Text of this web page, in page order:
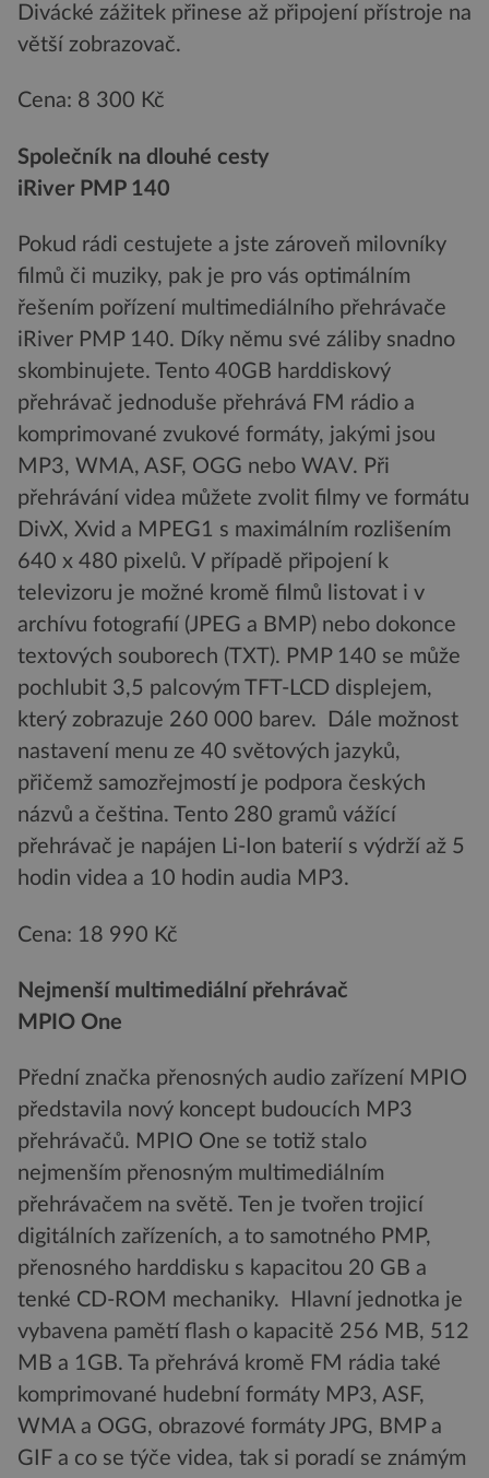
Divácké zážitek přinese až připojení přístroje na
větší zobrazovač.
Cena: 8 300 Kč
Společník na dlouhé cesty
iRiver PMP 140
Pokud rádi cestujete a jste zároveň milovníky
filmů či muziky, pak je pro vás optimálním
řešením pořízení multimediálního přehrávače
iRiver PMP 140. Díky němu své záliby snadno
skombinujete. Tento 40GB harddiskový
přehrávač jednoduše přehrává FM rádio a
komprimované zvukové formáty, jakými jsou
MP3, WMA, ASF, OGG nebo WAV. Při
přehrávání videa můžete zvolit filmy ve formátu
DivX, Xvid a MPEG1 s maximálním rozlišením
640 x 480 pixelů. V případě připojení k
televizoru je možné kromě filmů listovat i v
archívu fotografií (JPEG a BMP) nebo dokonce
textových souborech (TXT). PMP 140 se může
pochlubit 3,5 palcovým TFT-LCD displejem,
který zobrazuje 260 000 barev. Dále možnost
nastavení menu ze 40 světových jazyků,
přičemž samozřejmostí je podpora českých
názvů a čeština. Tento 280 gramů vážící
přehrávač je napájen Li-Ion baterií s výdrží až 5
hodin videa a 10 hodin audia MP3.
Cena: 18 990 Kč
Nejmenší multimediální přehrávač
MPIO One
Přední značka přenosných audio zařízení MPIO
představila nový koncept budoucích MP3
přehrávačů. MPIO One se totiž stalo
nejmenším přenosným multimediálním
přehrávačem na světě. Ten je tvořen trojicí
digitálních zařízeních, a to samotného PMP,
přenosného harddisku s kapacitou 20 GB a
tenké CD-ROM mechaniky. Hlavní jednotka je
vybavena pamětí flash o kapacitě 256 MB, 512
MB a 1GB. Ta přehrává kromě FM rádia také
komprimované hudební formáty MP3, ASF,
WMA a OGG, obrazové formáty JPG, BMP a
GIF a co se týče videa, tak si poradí se známým